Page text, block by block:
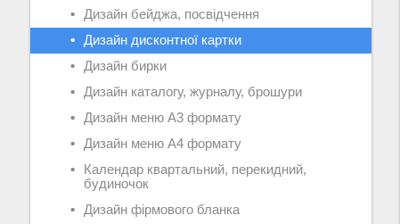
Дизайн бейджа, посвідчення
Дизайн дисконтної картки
Дизайн бирки
Дизайн каталогу, журналу, брошури
Дизайн меню А3 формату
Дизайн меню А4 формату
Календар квартальний, перекидний,
будиночок
Дизайн фірмового бланка